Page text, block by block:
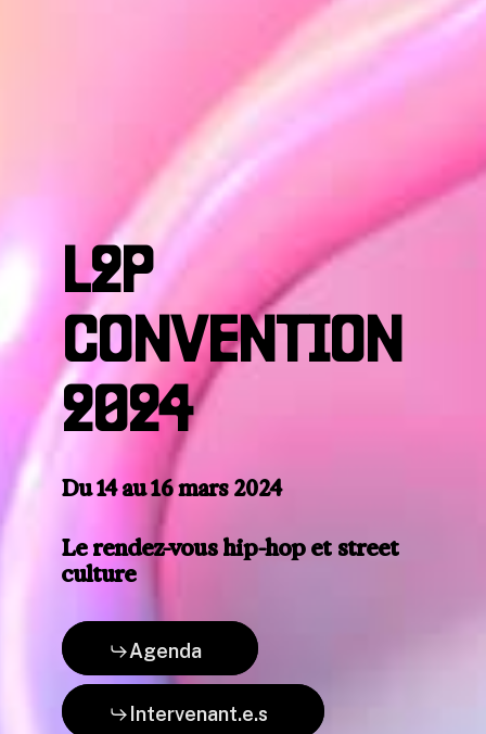
L2P
CONVENTION
2024
Du 14 au 16 mars 2024
Le rendez-vous hip-hop et street
culture
Agenda
Intervenant.e.s